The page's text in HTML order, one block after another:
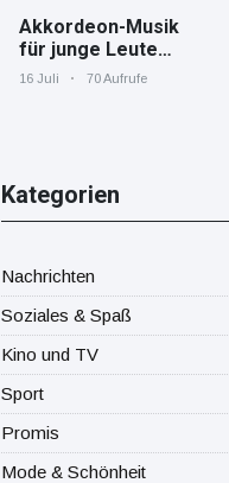
Akkordeon-Musik
für junge Leute
Jana von den
wie "jung" das
Instrument sein
kann.
16 Juli 70 Aufrufe
Kategorien
Nachrichten
Soziales & Spaß
Kino und TV
Sport
Promis
Mode & Schönheit